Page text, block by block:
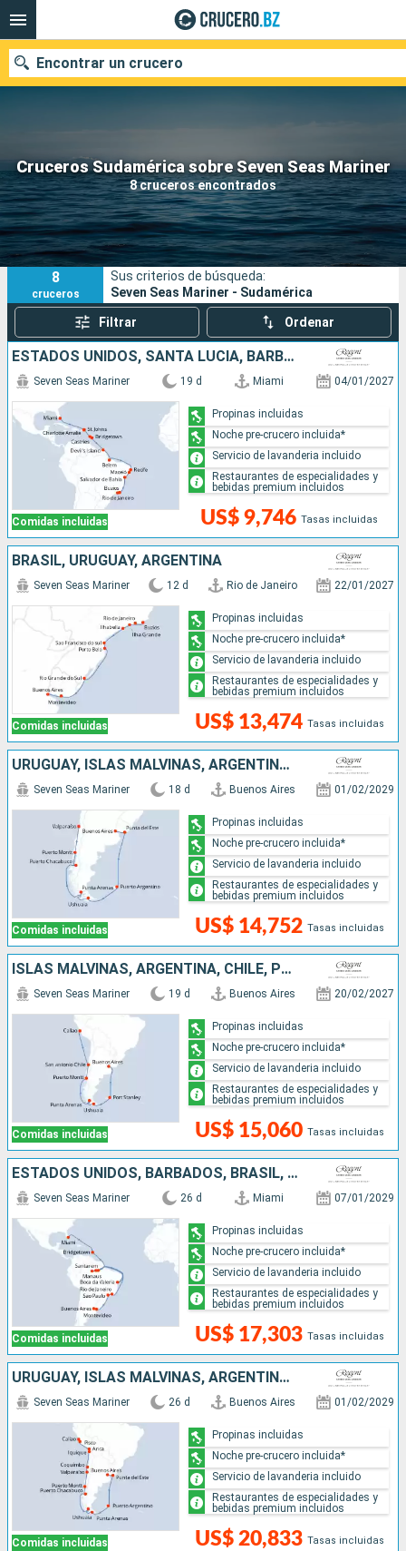
Cruceros Sudamérica sobre Seven Seas Mariner
8 cruceros encontrados
Encontrar un crucero
Nuestros destinos
Fecha de salida
Puertos Compañías
Buscar
8
cruceros
Sus criterios de búsqueda:
Seven Seas Mariner - Sudamérica
Filtrar Ordenar
ESTADOS UNIDOS, SANTA LUCIA, BARBADOS, FRANCIA, BRASIL
Comidas incluidas
Seven Seas Mariner 19 d Miami 04/01/2027
US$ 9,746 Tasas incluidas
Propinas incluidas
Noche pre-crucero incluida*
Servicio de lavanderia incluido
Restaurantes de especialidades y
bebidas premium incluidos
BRASIL, URUGUAY, ARGENTINA
Comidas incluidas
Seven Seas Mariner 12 d Rio de Janeiro 22/01/2027
US$ 13,474 Tasas incluidas
Propinas incluidas
Noche pre-crucero incluida*
Servicio de lavanderia incluido
Restaurantes de especialidades y
bebidas premium incluidos
URUGUAY, ISLAS MALVINAS, ARGENTINA, CHILE
Comidas incluidas
Seven Seas Mariner 18 d Buenos Aires 01/02/2029
US$ 14,752 Tasas incluidas
Propinas incluidas
Noche pre-crucero incluida*
Servicio de lavanderia incluido
Restaurantes de especialidades y
bebidas premium incluidos
ISLAS MALVINAS, ARGENTINA, CHILE, PERÚ
Comidas incluidas
Seven Seas Mariner 19 d Buenos Aires 20/02/2027
US$ 15,060 Tasas incluidas
Propinas incluidas
Noche pre-crucero incluida*
Servicio de lavanderia incluido
Restaurantes de especialidades y
bebidas premium incluidos
ESTADOS UNIDOS, BARBADOS, BRASIL, URUGUAY, ARGENTINA
Comidas incluidas
Seven Seas Mariner 26 d Miami 07/01/2029
US$ 17,303 Tasas incluidas
Propinas incluidas
Noche pre-crucero incluida*
Servicio de lavanderia incluido
Restaurantes de especialidades y
bebidas premium incluidos
URUGUAY, ISLAS MALVINAS, ARGENTINA, CHILE, PERÚ
Comidas incluidas
Seven Seas Mariner 26 d Buenos Aires 01/02/2029
US$ 20,833 Tasas incluidas
Propinas incluidas
Noche pre-crucero incluida*
Servicio de lavanderia incluido
Restaurantes de especialidades y
bebidas premium incluidos